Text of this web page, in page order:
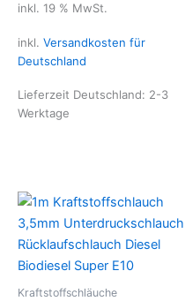
inkl. 19 % MwSt.
inkl. Versandkosten für
Deutschland
Lieferzeit Deutschland: 2-3
Werktage
Kraftstoffschläuche